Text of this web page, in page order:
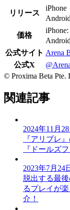
リリース
iPhone
価格
公式サイト Arena
公式X
© Proxima Beta Pte.
関連記事
2024年11月
『アリブレ
『ドールズ
2023年7月24
脱出する最
るプレイが
介！